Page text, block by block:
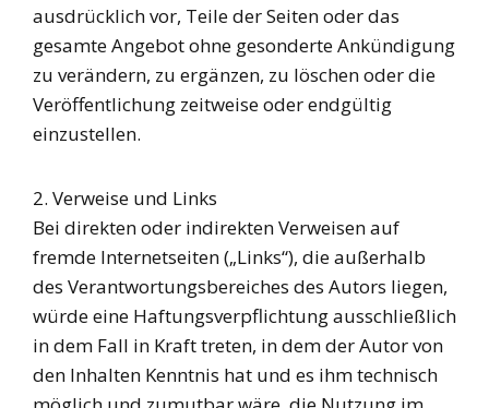
ausdrücklich vor, Teile der Seiten oder das
gesamte Angebot ohne gesonderte Ankündigung
zu verändern, zu ergänzen, zu löschen oder die
Veröffentlichung zeitweise oder endgültig
einzustellen.
2. Verweise und Links
Bei direkten oder indirekten Verweisen auf
fremde Internetseiten („Links“), die außerhalb
des Verantwortungsbereiches des Autors liegen,
würde eine Haftungsverpflichtung ausschließlich
in dem Fall in Kraft treten, in dem der Autor von
den Inhalten Kenntnis hat und es ihm technisch